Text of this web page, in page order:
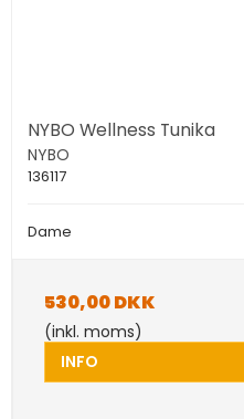
NYBO Wellness Tunika
NYBO
136117
Dame
530,00 DKK
(inkl. moms)
INFO